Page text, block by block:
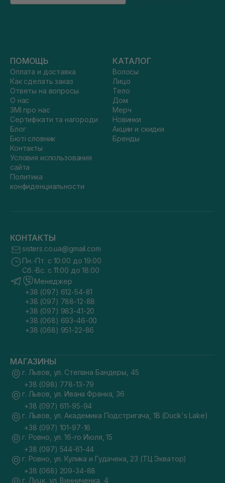
ПОМОЩЬ
Оплата и доставка
Как сделать заказ
Ответы на вопросы
О нас
ЗМІ про нас
Сертифікати та нагороди
Блог
Бюті словник
Контакты
Условия использования
сайта
Политика
конфиденциальности
КАТАЛОГ
Волосы
Лицо
Тело
Дом
Мерч
Новинки
Акции и скидки
Бренды
КОНТАКТЫ
sisters.co.ua@gmail.com
Пн.-Пт. с 10:00 до 19:00
Сб.-Вс. с 11:00 до 18:00
Менеджер
+38 (097) 612-54-81
+38 (097) 788-12-88
+38 (097) 983-41-20
+38 (068) 693-46-00
+38 (068) 951-22-86
МАГАЗИНЫ
г. Львов, ул. Степана Бандеры, 45
+38 (098) 778-13-79
г. Львов, ул. Ивана Франка, 36
+38 (097) 611-95-94
г. Львов, ул. Академика Подстригача, 1В (Duck's Lake)
+38 (097) 101-97-16
г. Ровно, ул. 16-го Июля, 15
+38 (097) 544-61-44
г. Ровно, ул. Кулика и Гудачека, 23 (ТЦ Экватор)
+38 (068) 209-34-88
г. Луцк, ул. Винниченка, 4